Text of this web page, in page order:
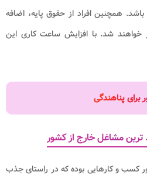
هزار دلار می باشد. همچنین افراد از حقوق پایه، اضافه
خواهند شد. با افزایش ساعت کاری این
برای پناهندگی
ترین مشاغل خارج از کشور
کسب و کارهایی بوده که در راستای جذب